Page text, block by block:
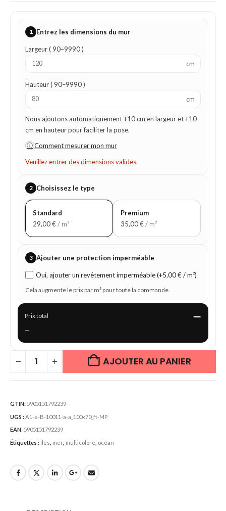
1 Entrez les dimensions du mur
Largeur ( 90–9990 )
cm
Hauteur ( 90–9990 )
cm
Nous ajoutons automatiquement +10 cm en largeur et +10
cm en hauteur pour faciliter la pose.
ⓘ Comment mesurer mon mur
Veuillez entrer des dimensions valides.
2 Choisissez le type
Standard
29,00€/ m²
Premium
35,00€/ m²
3 Ajouter une protection imperméable
Oui, ajouter un revêtement imperméable (+5,00 € / m²)
Cela augmente le prix par m² pour toute la commande.
Prix total —
—
AJOUTER AU PANIER
GTIN: 5905151792239
UGS :A1-e-B-10011-a-a_100x70_ft-MP
EAN: 5905151792239
Étiquettes :îles mer multicolore océan